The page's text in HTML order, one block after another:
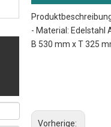
- Material: Edelstahl
B 530 mm x T 325
Vorherige: